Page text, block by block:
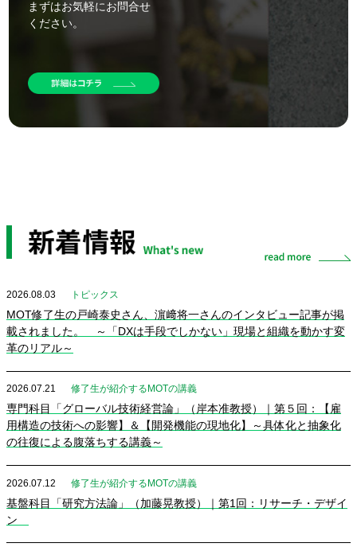
まずはお気軽にお問合せ
ください。
2026.08.03 トピックス
MOT修了生の戸崎泰史さん、濵﨑将一さんのインタビュー記事が掲
載されました。 ～「DXは手段でしかない」現場と組織を動かす変
革のリアル～
2026.07.21 修了生が紹介するMOTの講義
専門科目「グローバル技術経営論」（岸本准教授）｜第５回：【雇
用構造の技術への影響】＆【開発機能の現地化】～具体化と抽象化
の往復による腹落ちする講義～
2026.07.12 修了生が紹介するMOTの講義
基盤科目「研究方法論」（加藤晃教授）｜第1回：リサーチ・デザイ
ン